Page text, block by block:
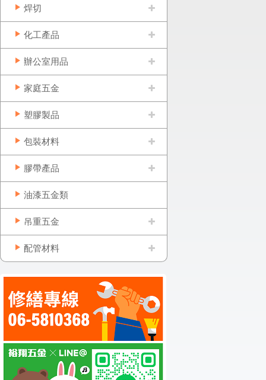
焊切
化工產品
辦公室用品
家庭五金
塑膠製品
包裝材料
膠帶產品
油漆五金類
吊重五金
配管材料